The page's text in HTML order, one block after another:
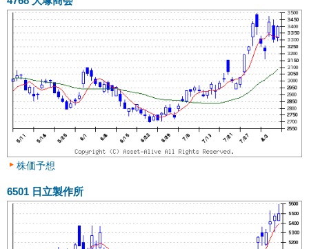
株価予想
6501 日立製作所